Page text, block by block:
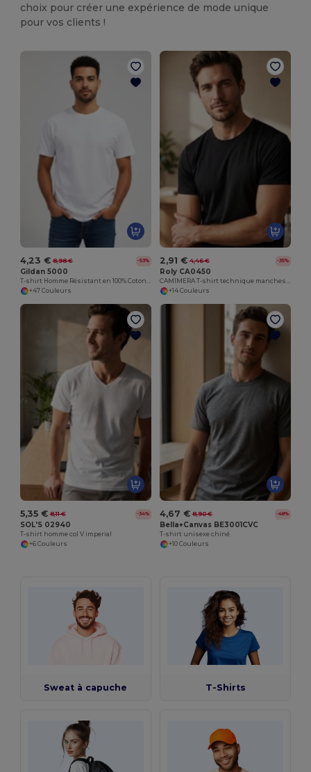
choix pour créer une expérience de mode unique
pour vos clients !
4,23 € 8,98 € -53%
Gildan 5000
+47 Couleurs
2,91 € 4,46 € -35%
Roly CA0450
+14 Couleurs
5,35 € 8,11 € -34%
SOL'S 02940
T-shirt homme col V imperial
+6 Couleurs
4,67 € 8,90 € -48%
Bella+Canvas BE3001CVC
T-shirt unisexe chiné
+10 Couleurs
Sweat à capuche T-Shirts